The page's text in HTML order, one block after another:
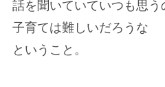
話を聞いていていつも思う
子育ては難しいだろうな
ということ。